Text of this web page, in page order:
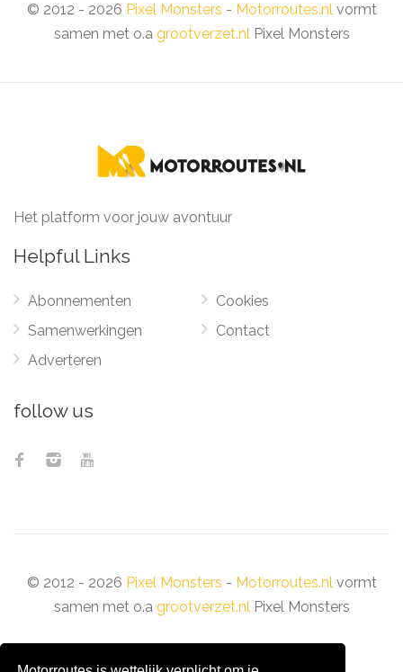
© 2012 - 2026 Pixel Monsters - Motorroutes.nlvormt
samen met o.a grootverzet.nlPixel Monsters
Het platform voor jouw avontuur
Helpful Links
Abonnementen
Samenwerkingen
Adverteren
Cookies
Contact
follow us
© 2012 - 2026 Pixel Monsters - Motorroutes.nlvormt
samen met o.a grootverzet.nlPixel Monsters